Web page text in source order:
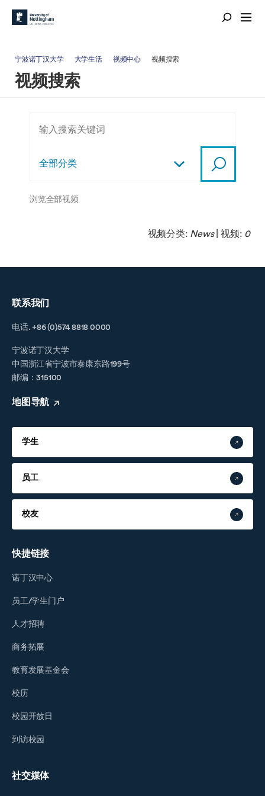
宁波诺丁汉大学 大学生活 视频中心 视频搜索
视频搜索
浏览全部视频
视频分类: News| 视频: 0
联系我们
电话. +86 (0)574 8818 0000
宁波诺丁汉大学
中国浙江省宁波市泰康东路199号
邮编：315100
地图导航
学生
员工
校友
快捷链接
诺丁汉中心
员工/学生门户
人才招聘
商务拓展
教育发展基金会
校历
校园开放日
到访校园
社交媒体